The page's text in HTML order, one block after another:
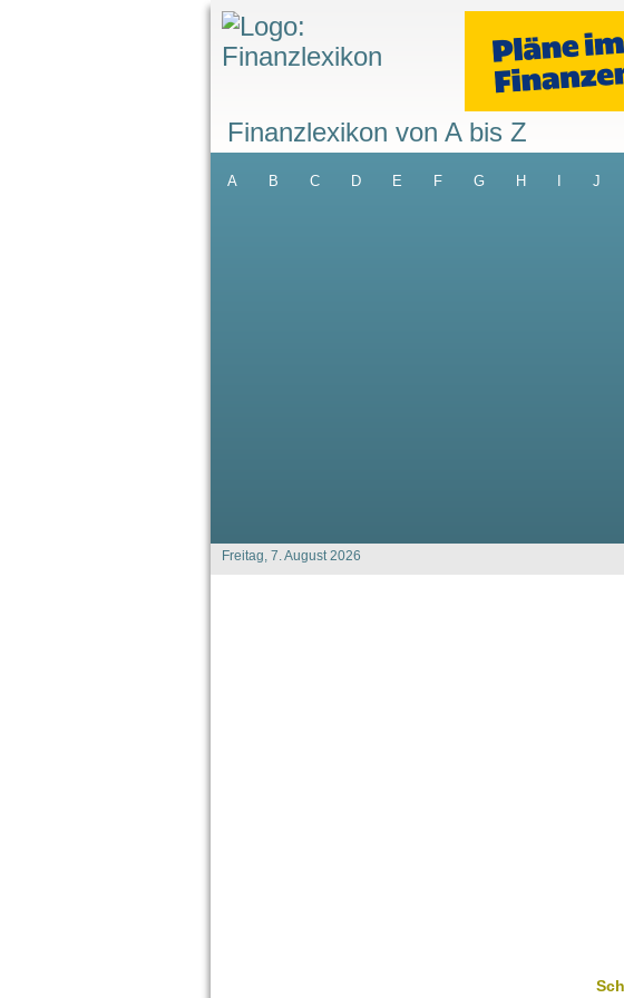
Finanzlexikon von A bis Z
A B C D E F G H J
Freitag, 7. August 2026